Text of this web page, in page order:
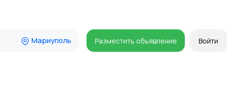
Мариуполь Разместить объявление Войти